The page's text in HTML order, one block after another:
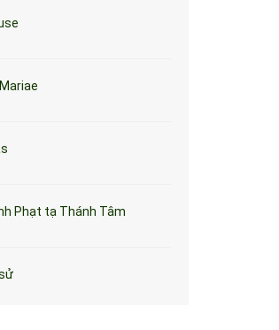
Phạt tạ Thánh Tâm